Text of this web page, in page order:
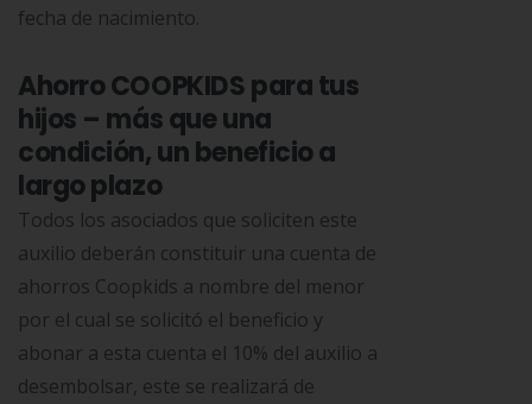
fecha de nacimiento.
Ahorro COOPKIDS para tus
hijos – más que una
condición, un beneficio a
largo plazo
Todos los asociados que soliciten este
auxilio deberán constituir una cuenta de
ahorros Coopkids a nombre del menor
por el cual se solicitó el beneficio y
abonar a esta cuenta el 10% del auxilio a
desembolsar, este se realizará de